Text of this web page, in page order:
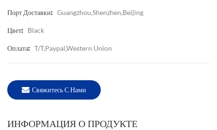
Порт Доставки: Guangzhou,Shenzhen,Beijing
Цвет: Black
Оплата: T/T,Paypal,Western Union
Свяжитесь С Нами
ИНФОРМАЦИЯ О ПРОДУКТЕ